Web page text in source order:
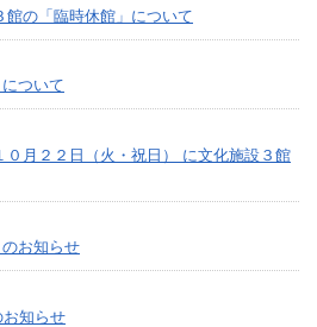
館の「臨時休館」について
ついて
０月２２日（火・祝日） に文化施設３館
お知らせ
知らせ